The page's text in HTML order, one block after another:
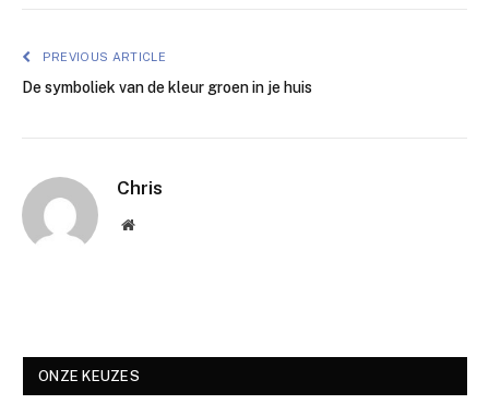
PREVIOUS ARTICLE
De symboliek van de kleur groen in je huis
Chris
Website
ONZE KEUZES